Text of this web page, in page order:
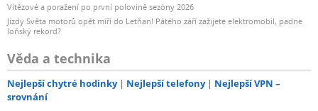
Vítězové a poražení po první polovině sezóny 2026
Jízdy Světa motorů opět míří do Letňan! Pátého září zažijete elektromobil, padne
loňský rekord?
Věda a technika
Nejlepší chytré hodinky Nejlepší telefony
Nejlepší VPN –
srovnání